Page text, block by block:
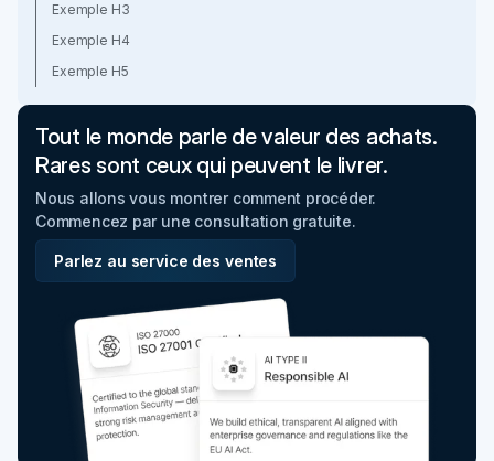
Exemple H3
Exemple H4
Exemple H5
Tout le monde parle de valeur des achats.
Rares sont ceux qui peuvent le livrer.
Nous allons vous montrer comment procéder.
Commencez par une consultation gratuite.
Parlez au service des ventes